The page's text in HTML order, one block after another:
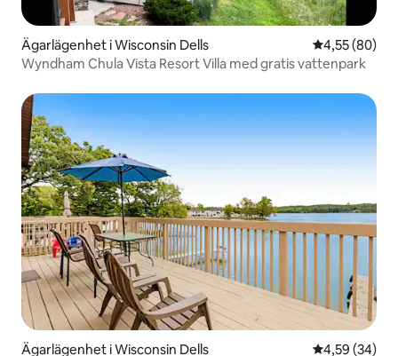
Ägarlägenhet i Wisconsin Dells 4,55 av 5 i
4,55 (80)
Wyndham Chula Vista Resort Villa med gratis vattenpark
Ägarlägenhet i Wisconsin Dells 4,59 av 5 i
4,59 (34)